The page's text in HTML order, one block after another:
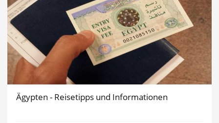
Ägypten - Reisetipps und Informationen